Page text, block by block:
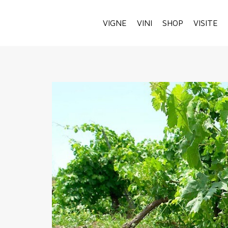
VIGNE VINI SHOP VISITE